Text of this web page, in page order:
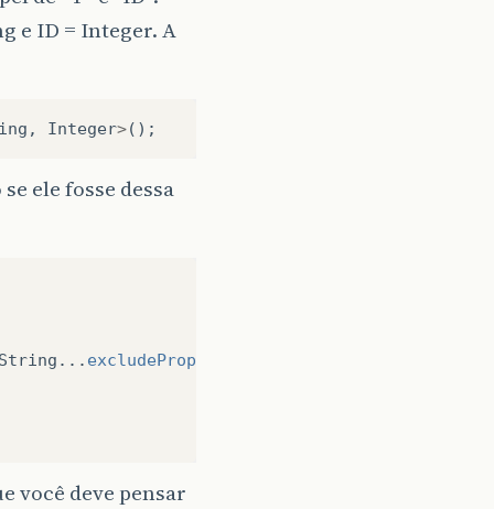
e ID = Integer. A
, Integer>();
ele fosse dessa
... excludeProperty
você deve pensar